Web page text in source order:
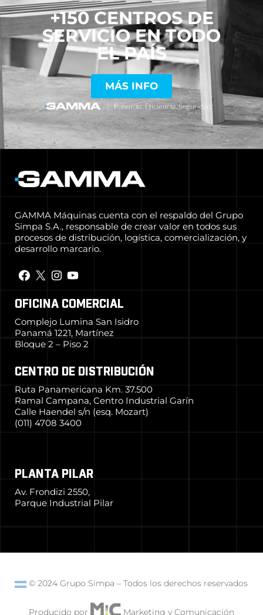
+150 CENTROS DE
SERVICIO EN TODO
EL PAÍS
MÁS INFO
GAMMA Máquinas cuenta con el respaldo del Grupo
Simpa S.A., responsable de crear valor en todos sus
procesos de distribución, logística, comercialización, y
desarrollo marcario.
OFICINA COMERCIAL
Complejo Lumina San Isidro
Panamá 1221, Martínez
Bloque 2 – Piso 2
CENTRO DE DISTRIBUCIÓN
Ruta Panamericana Km. 37.500
Ramal Campana, Centro Industrial Garín
Calle Haendel s/n (esq. Mozart)
(011) 4708 3400
PLANTA PILAR
Av. Frondizi 2550,
Parque Industrial Pilar
© 2024 Grupo Simpa– Todos los derechos reservados
Producido por Marketing y Comunicación